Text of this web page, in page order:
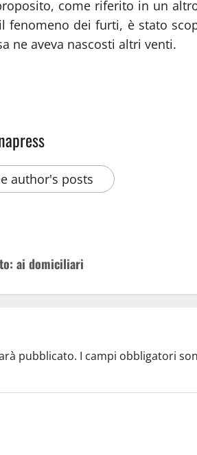
come riferito in un
fenomeno dei furti, è stato
ne aveva nascosti altri venti.
author's posts
ai domiciliari
pubblicato. I campi obbligatori